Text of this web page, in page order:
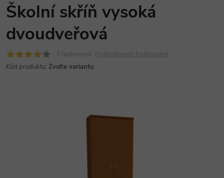
Školní skříň vysoká
dvoudveřová
3 hodnocení Podrobnosti hodnocení
Kód produktu: Zvolte variantu